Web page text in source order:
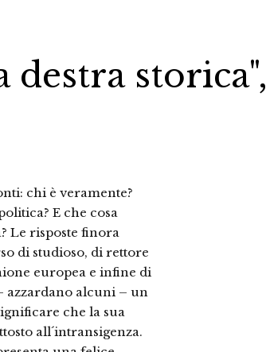
destra storica",
chi è veramente?
E che cosa
Le risposte finora
di studioso, di rettore
europea e infine di
azzardano alcuni – un
che la sua
all´intransigenza.